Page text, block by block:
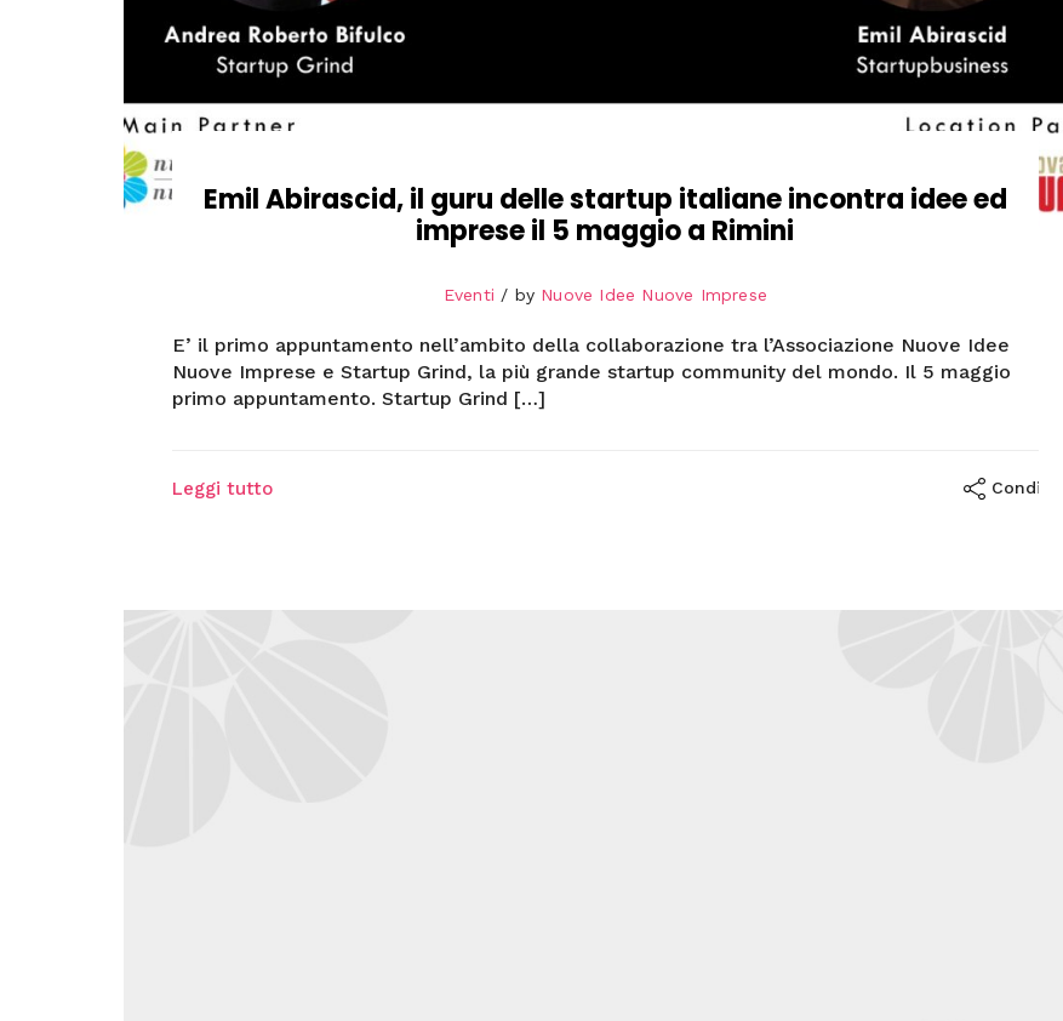
Emil Abirascid, il guru delle startup italiane incontra idee ed
imprese il 5 maggio a Rimini
Eventi by Nuove Idee Nuove Imprese
E’ il primo appuntamento nell’ambito della collaborazione tra l’Associazione Nuove Idee
Nuove Imprese e Startup Grind, la più grande startup community del mondo. Il 5 maggio
primo appuntamento. Startup Grind […]
Leggi tutto Condividi